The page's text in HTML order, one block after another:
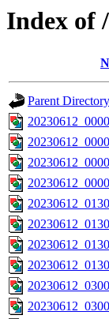
Index of
Parent Directory